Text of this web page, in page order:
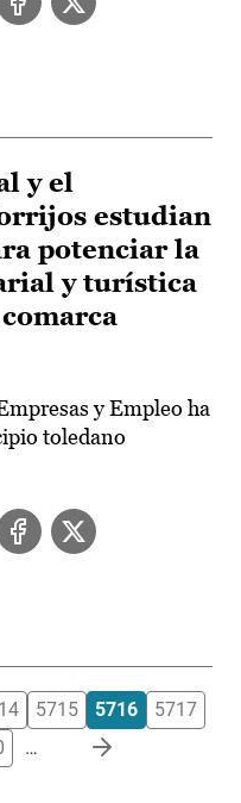
y el
estudian
potenciar la
y turística
y Empleo ha
toledano
5715 5716
5717
…